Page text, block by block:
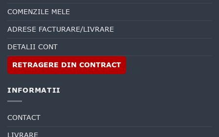
COMENZILE MELE
ADRESE FACTURARE/LIVRARE
DETALII CONT
RETRAGERE DIN CONTRACT
INFORMATII
CONTACT
LIVRARE